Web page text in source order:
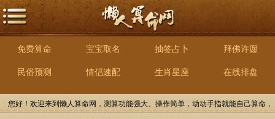
免费算命 宝宝取名 抽签占卜 拜佛许愿
民俗预测 情侣速配 生肖星座 在线排盘
您好！欢迎来到懒人算命网，测算功能强大、操作简单，动动手指就能自己算命，